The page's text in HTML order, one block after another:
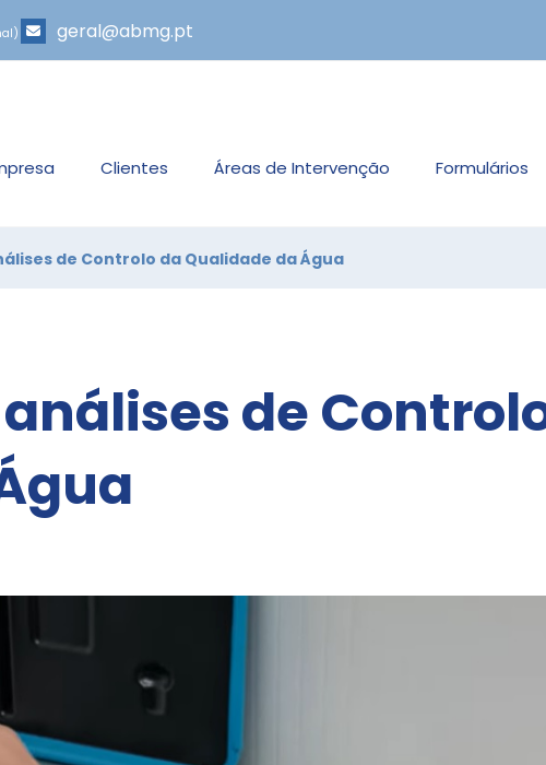
geral@abmg.pt
Clientes Áreas de Intervenção Formulários
de Controlo da Qualidade da Água
de